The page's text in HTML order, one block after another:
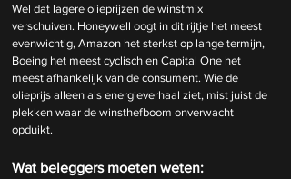
Wel dat lagere olieprijzen de winstmix
verschuiven. Honeywell oogt in dit rijtje het meest
evenwichtig, Amazon het sterkst op lange termijn,
Boeing het meest cyclisch en Capital One het
meest afhankelijk van de consument. Wie de
olieprijs alleen als energieverhaal ziet, mist juist de
plekken waar de winsthefboom onverwacht
opduikt.
Wat beleggers moeten weten: